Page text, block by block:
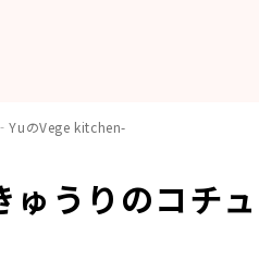
のVege kitchen-
ゅうりのコチ